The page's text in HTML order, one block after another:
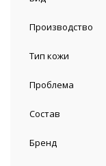
Производство
Тип кожи
Проблема
Состав
Бренд